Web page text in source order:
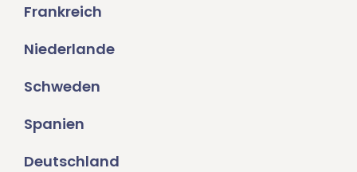
Frankreich
Niederlande
Schweden
Spanien
Deutschland